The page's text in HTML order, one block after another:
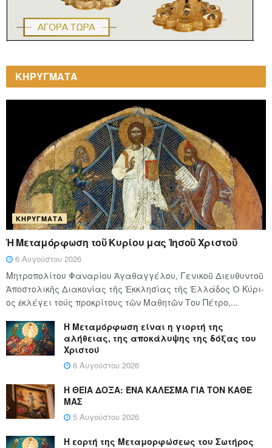
ΚΗΡΥΓΜΑΤΑ
ΚΗΡΎΓΜΑΤΑ
Ἡ Μεταμόρφωση τοῦ Κυρίου μας Ἰησοῦ Χριστοῦ
6 Αυγούστου 2026
Μητροπολίτου Φαναρίου Ἀγαθαγγέλου, Γενικοῦ Διευθυντοῦ
Ἀποστολικῆς Διακονίας τῆς Ἐκκλησίας τῆς Ἑλλάδος Ὁ Κύ­ρι­
ος ἐκλέγει τούς προ­κρί­τους τῶν Μα­θη­τῶν Του Πέ­τρο,...
Η Μεταμόρφωση είναι η γιορτή της
αλήθειας, της αποκάλυψης της δόξας του
Χριστού
6 Αυγούστου 2026
Η ΘΕΙΑ ΔΟΞΑ: ΈΝΑ ΚΑΛΕΣΜΑ ΓΙΑ ΤΟΝ ΚΑΘΕ
ΜΑΣ
5 Αυγούστου 2026
Η εορτή της Μεταμορφώσεως του Σωτήρος